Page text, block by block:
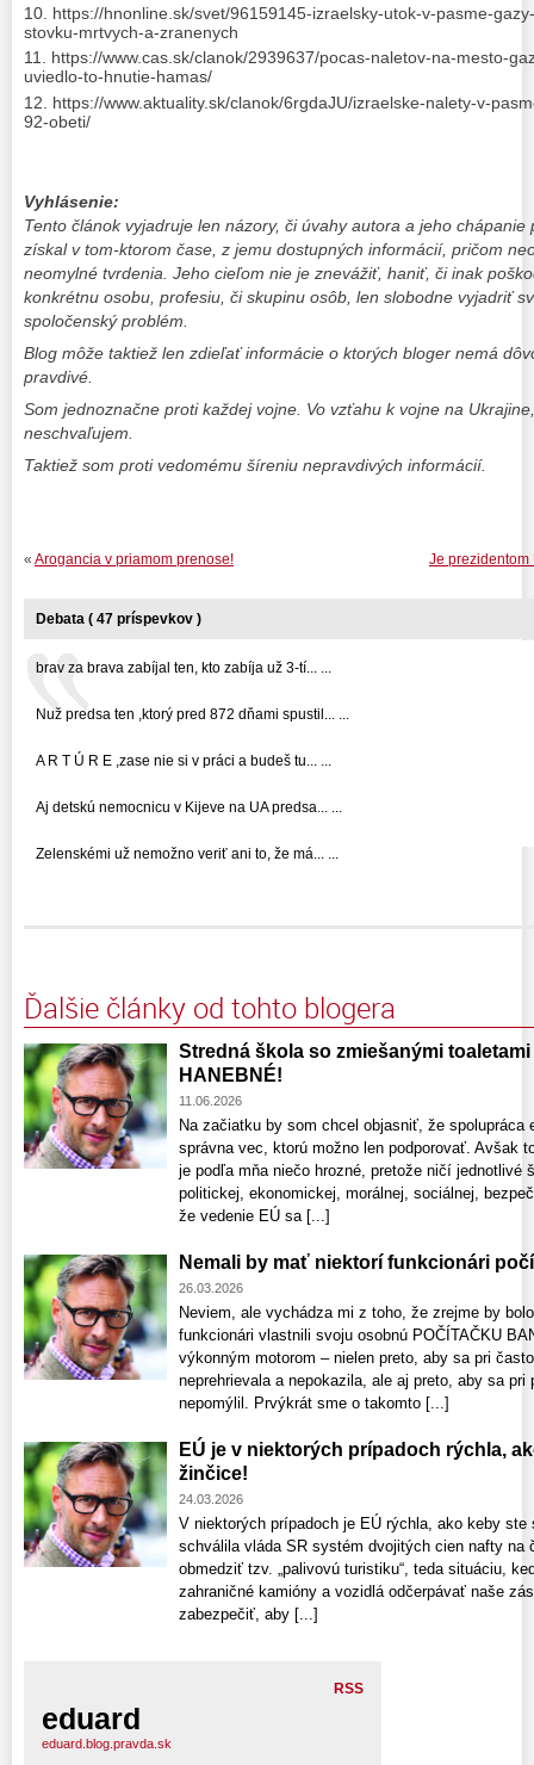
https://hnonline.sk/svet/96159145-izraelsky-utok-v-pasme-
stovku-mrtvych-a-zranenych
https://www.cas.sk/clanok/2939637/pocas-naletov-na-mesto-
uviedlo-to-hnutie-hamas/
https://www.aktuality.sk/clanok/6rgdaJU/izraelske-nalety-v-
92-obeti/
Vyhlásenie:
Tento článok vyjadruje len názory, či úvahy autora a jeho chápanie
získal v tom-ktorom čase, z jemu dostupných informácií, pričom
neomylné tvrdenia. Jeho cieľom nie je znevážiť, haniť, či inak
konkrétnu osobu, profesiu, či skupinu osôb, len slobodne vyjadriť
spoločenský problém.
Blog môže taktiež len zdieľať informácie o ktorých bloger nemá
pravdivé.
Som jednoznačne proti každej vojne. Vo vzťahu k vojne na
neschvaľujem.
Taktiež som proti vedomému šíreniu nepravdivých informácií.
Je prezidentom
« Arogancia v priamom prenose!
Debata ( 47 príspevkov )
brav za brava zabíjal ten, kto zabíja už 3-tí... ...
Nuž predsa ten ,ktorý pred 872 dňami spustil... ...
A R T Ú R E ,zase nie si v práci a budeš tu... ...
Aj detskú nemocnicu v Kijeve na UA predsa... ...
Zelenskémi už nemožno veriť ani to, že má... ...
Ďalšie články od tohto blogera
Stredná škola so zmiešanými
HANEBNÉ!
11.06.2026
Na začiatku by som chcel objasniť, že spolupráca
správna vec, ktorú možno len podporovať. Avšak
je podľa mňa niečo hrozné, pretože ničí
politickej, ekonomickej, morálnej, sociálnej,
že vedenie EÚ sa [...]
Nemali by mať niektorí funkcionári
26.03.2026
Neviem, ale vychádza mi z toho, že zrejme by
funkcionári vlastnili svoju osobnú POČÍTAČKU
výkonným motorom – nielen preto, aby sa pri
neprehrievala a nepokazila, ale aj preto, aby sa
nepomýlil. Prvýkrát sme o takomto [...]
EÚ je v niektorých prípadoch rýchla,
žinčice!
24.03.2026
V niektorých prípadoch je EÚ rýchla, ako keby ste
schválila vláda SR systém dvojitých cien nafty na
obmedziť tzv. „palivovú turistiku“, teda situáciu,
zahraničné kamióny a vozidlá odčerpávať naše
zabezpečiť, aby [...]
RSS
eduard
eduard.blog.pravda.sk